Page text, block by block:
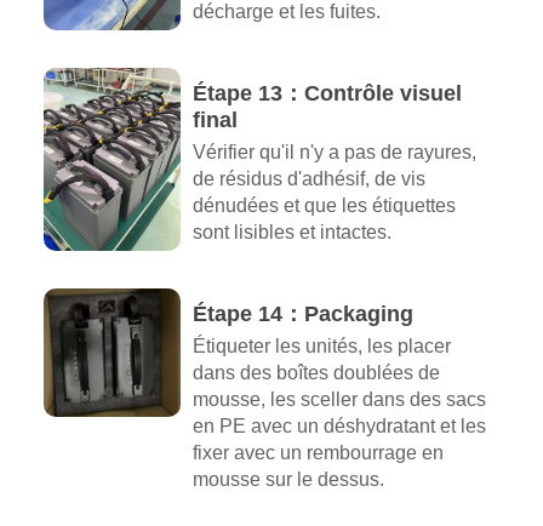
décharge et les fuites.
Étape 13：Contrôle visuel
final
Vérifier qu'il n'y a pas de rayures,
de résidus d'adhésif, de vis
dénudées et que les étiquettes
sont lisibles et intactes.
Étape 14：Packaging
Étiqueter les unités, les placer
dans des boîtes doublées de
mousse, les sceller dans des sacs
en PE avec un déshydratant et les
fixer avec un rembourrage en
mousse sur le dessus.